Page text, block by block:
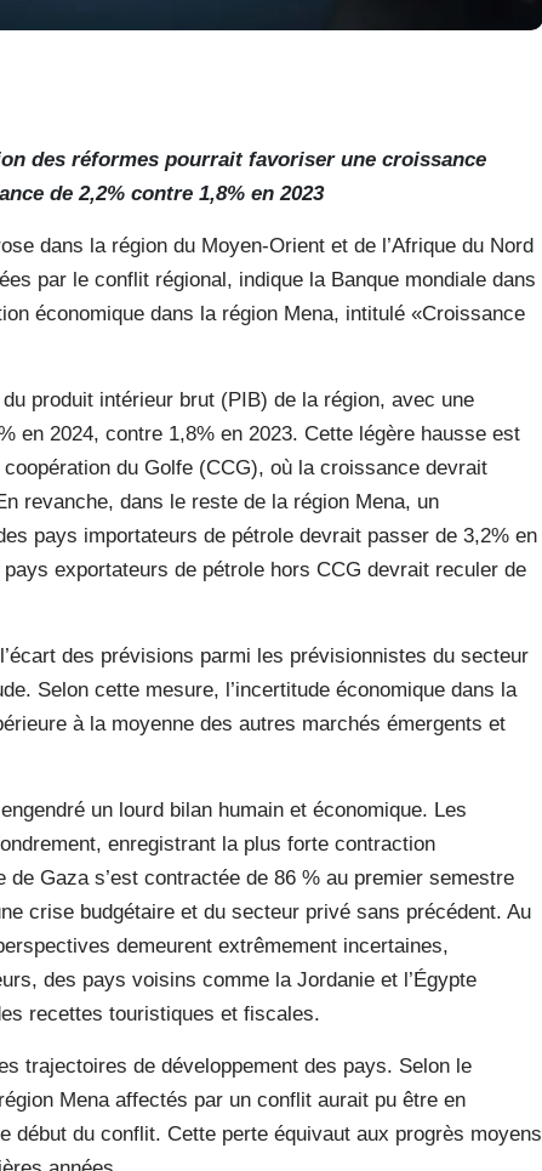
des réformes pourrait favoriser une croissance
de 2,2% contre 1,8% en 2023
dans la région du Moyen-Orient et de l’Afrique du Nord
par le conflit régional, indique la Banque mondiale dans
économique dans la région Mena, intitulé «Croissance
produit intérieur brut (PIB) de la région, avec une
en 2024, contre 1,8% en 2023. Cette légère hausse est
du Golfe (CCG), où la croissance devrait
revanche, dans le reste de la région Mena, un
pays importateurs de pétrole devrait passer de 3,2% en
exportateurs de pétrole hors CCG devrait reculer de
des prévisions parmi les prévisionnistes du secteur
Selon cette mesure, l’incertitude économique dans la
à la moyenne des autres marchés émergents et
un lourd bilan humain et économique. Les
enregistrant la plus forte contraction
de Gaza s’est contractée de 86 % au premier semestre
crise budgétaire et du secteur privé sans précédent. Au
demeurent extrêmement incertaines,
des pays voisins comme la Jordanie et l’Égypte
recettes touristiques et fiscales.
trajectoires de développement des pays. Selon le
Mena affectés par un conflit aurait pu être en
début du conflit. Cette perte équivaut aux progrès moyens